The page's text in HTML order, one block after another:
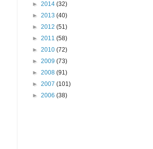
► 2014 (32)
► 2013 (40)
► 2012 (51)
► 2011 (58)
► 2010 (72)
► 2009 (73)
► 2008 (91)
► 2007 (101)
► 2006 (38)